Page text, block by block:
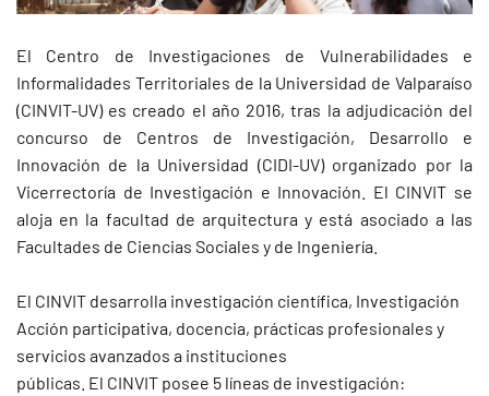
El Centro de Investigaciones de Vulnerabilidades e
Informalidades Territoriales de la Universidad de Valparaíso
(CINVIT-UV) es creado el año 2016, tras la adjudicación del
concurso de Centros de Investigación, Desarrollo e
Innovación de la Universidad (CIDI-UV) organizado por la
Vicerrectoría de Investigación e Innovación. El CINVIT se
aloja en la facultad de arquitectura y está asociado a las
Facultades de Ciencias Sociales y de Ingeniería.
El CINVIT desarrolla investigación científica, Investigación
Acción participativa, docencia, prácticas profesionales y
servicios avanzados a instituciones
públicas. El CINVIT posee 5 líneas de investigación: